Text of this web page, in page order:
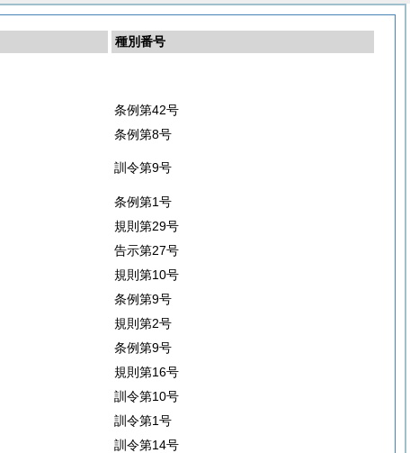
種別番号
条例第42号
条例第8号
訓令第9号
条例第1号
規則第29号
告示第27号
規則第10号
条例第9号
規則第2号
条例第9号
規則第16号
訓令第10号
訓令第1号
訓令第14号